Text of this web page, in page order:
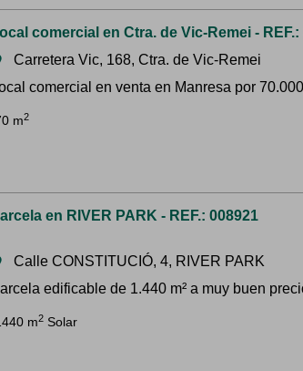
comercial en Ctra. de Vic-Remei - REF.:
Carretera Vic, 168, Ctra. de Vic-Remei
comercial en venta en Manresa por
m2
en RIVER PARK - REF.: 008921
Calle CONSTITUCIÓ, 4, RIVER PARK
edificable de 1.440 m² a muy buen
m2 Solar